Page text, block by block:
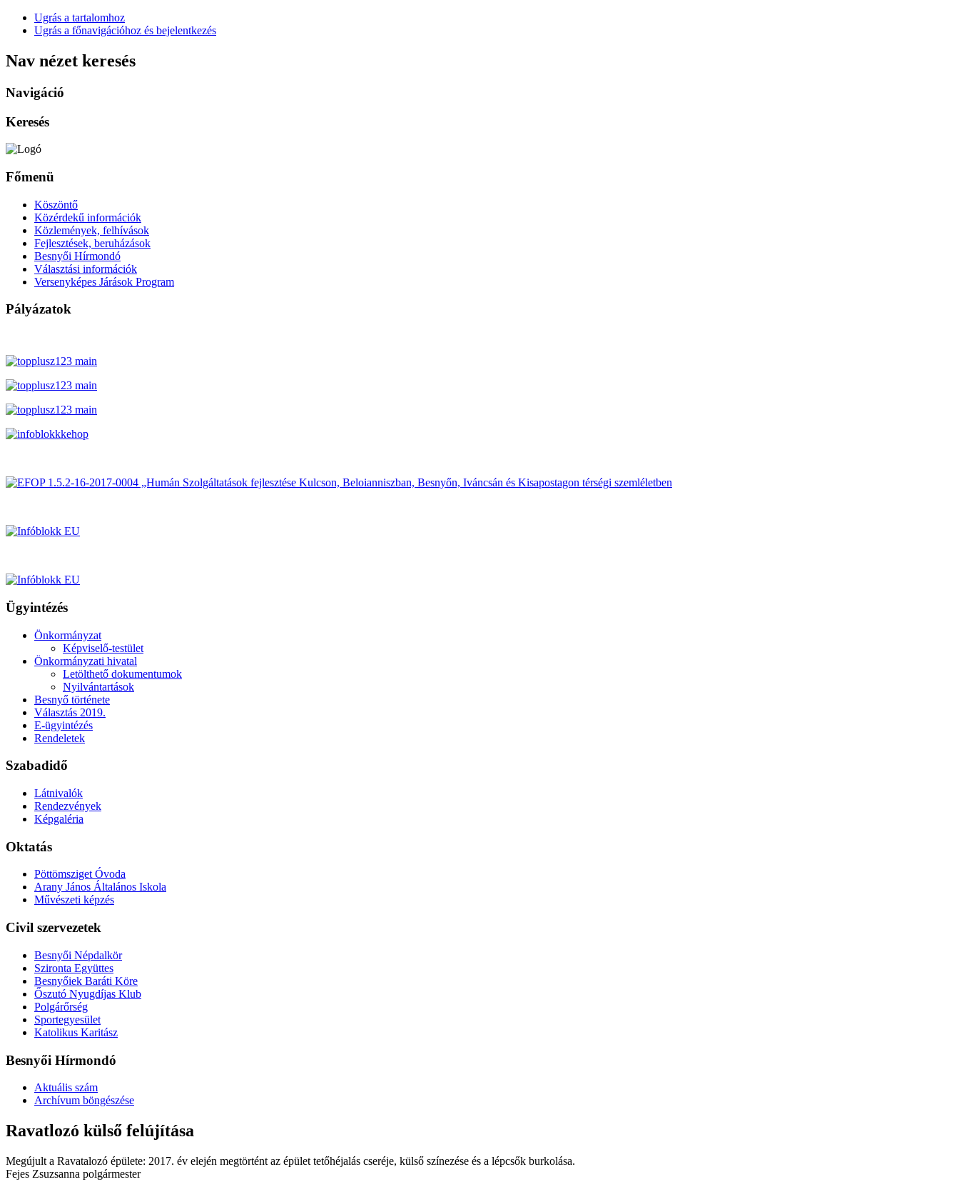
Ugrás a tartalomhoz
Ugrás a főnavigációhoz és bejelentkezés
Nav nézet keresés
Navigáció
Keresés
Főmenü
Köszöntő
Közérdekű információk
Közlemények, felhívások
Fejlesztések, beruházások
Besnyői Hírmondó
Választási információk
Versenyképes Járások Program
Pályázatok
Ügyintézés
Önkormányzat
Képviselő-testület
Önkormányzati hivatal
Letölthető dokumentumok
Nyilvántartások
Besnyő története
Választás 2019.
E-ügyintézés
Rendeletek
Szabadidő
Látnivalók
Rendezvények
Képgaléria
Oktatás
Pöttömsziget Óvoda
Arany János Általános Iskola
Művészeti képzés
Civil szervezetek
Besnyői Népdalkör
Szironta Együttes
Besnyőiek Baráti Köre
Őszutó Nyugdíjas Klub
Polgárőrség
Sportegyesület
Katolikus Karitász
Besnyői Hírmondó
Aktuális szám
Archívum böngészése
Ravatlozó külső felújítása
Megújult a Ravatalozó épülete: 2017. év elején megtörtént az épület tetőhéjalás cseréje, külső színezése és a lépcsők burkolása.
Fejes Zsuzsanna polgármester